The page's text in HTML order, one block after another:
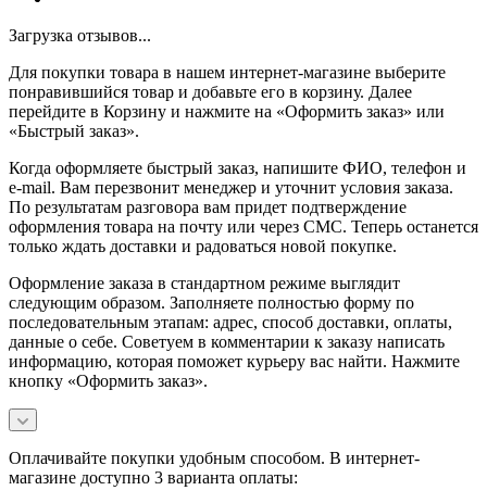
Загрузка отзывов...
Для покупки товара в нашем интернет-магазине выберите
понравившийся товар и добавьте его в корзину. Далее
перейдите в Корзину и нажмите на «Оформить заказ» или
«Быстрый заказ».
Когда оформляете быстрый заказ, напишите ФИО, телефон и
e-mail. Вам перезвонит менеджер и уточнит условия заказа.
По результатам разговора вам придет подтверждение
оформления товара на почту или через СМС. Теперь останется
только ждать доставки и радоваться новой покупке.
Оформление заказа в стандартном режиме выглядит
следующим образом. Заполняете полностью форму по
последовательным этапам: адрес, способ доставки, оплаты,
данные о себе. Советуем в комментарии к заказу написать
информацию, которая поможет курьеру вас найти. Нажмите
кнопку «Оформить заказ».
Оплачивайте покупки удобным способом. В интернет-
магазине доступно 3 варианта оплаты: